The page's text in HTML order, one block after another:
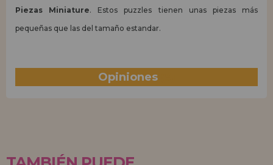
Piezas Miniature. Estos puzzles tienen unas piezas más
pequeñas que las del tamaño estandar.
Opiniones